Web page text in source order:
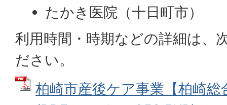
たかき医院（十日町市）
利用時間・時期などの詳細は、
ださい。
柏崎市産後ケア事業【柏崎